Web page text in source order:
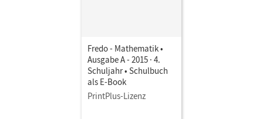
Fredo - Mathematik •
Ausgabe A - 2015 · 4.
Schuljahr • Schulbuch
als E-Book
PrintPlus-Lizenz